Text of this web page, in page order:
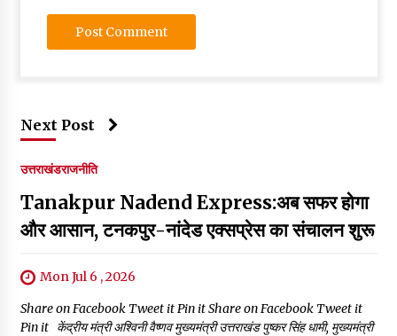
Next Post
उत्तराखंडराजनीति
Tanakpur Nadend Express:अब सफर होगा
और आसान, टनकपुर-नांदेड एक्सप्रेस का संचालन शुरू
Mon Jul 6 , 2026
Share on Facebook Tweet it Pin it Share on Facebook Tweet it
Pin it केंद्रीय मंत्री अश्विनी वैष्णव मुख्यमंत्री उत्तराखंड पुष्कर सिंह धामी, मुख्यमंत्री